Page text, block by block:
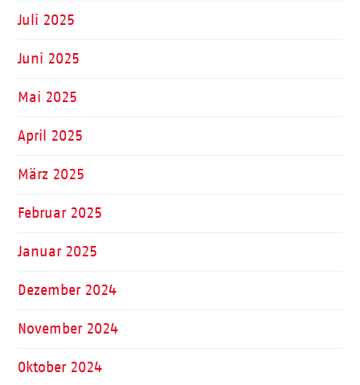
Juli 2025
Juni 2025
Mai 2025
April 2025
März 2025
Februar 2025
Januar 2025
Dezember 2024
November 2024
Oktober 2024